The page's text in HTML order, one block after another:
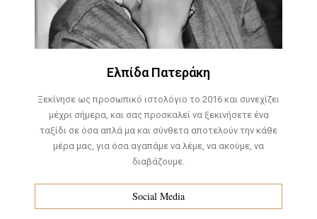
Ελπίδα Πατεράκη
Ξεκίνησε ως προσωπικό ιστολόγιο το 2016 και συνεχίζει
μέχρι σήμερα, και σας προσκαλεί να ξεκινήσετε ένα
ταξίδι σε όσα απλά μα και σύνθετα αποτελούν την κάθε
μέρα μας, για όσα αγαπάμε να λέμε, να ακούμε, να
διαβάζουμε.
Social Media